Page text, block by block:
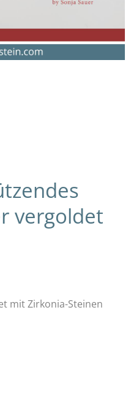
vergoldet
mit Zirkonia-Steinen